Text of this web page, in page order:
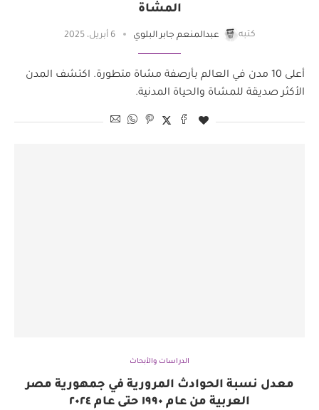
المشاة
كتبه عبدالمنعم جابر البلوي 6 أبريل، 2025
أعلى 10 مدن في العالم بأرصفة مشاة متطورة. اكتشف المدن
الأكثر صديقة للمشاة والحياة المدنية.
الدراسات والأبحاث
معدل نسبة الحوادث المرورية في جمهورية مصر
العربية من عام ١٩٩٠ حتى عام ٢٠٢٤